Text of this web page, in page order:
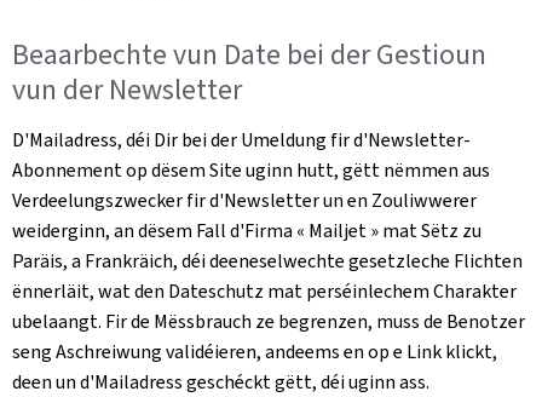
Beaarbechte vun Date bei der Gestioun
vun derNewsletter
D'Mailadress, déi Dir bei der Umeldung fir d'Newsletter-
Abonnement op dësem Site uginn hutt, gëtt nëmmen aus
Verdeelungszwecker fir d'Newsletterun en Zouliwwerer
weiderginn, an dësem Fall d'Firma « Mailjet» mat Sëtz zu
Paräis, a Frankräich, déi deeneselwechte gesetzleche Flichten
ënnerläit, wat den Dateschutz mat perséinlechem Charakter
ubelaangt. Fir de Mëssbrauch ze begrenzen, muss de Benotzer
seng Aschreiwung validéieren, andeems en op e Link klickt,
deen un d'Mailadress geschéckt gëtt, déi uginn ass.